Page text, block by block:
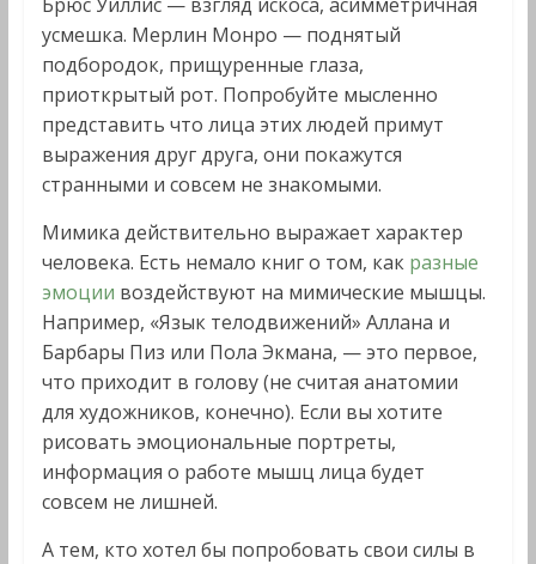
усмешка. Мерлин Монро — поднятый
подбородок, прищуренные глаза,
приоткрытый рот. Попробуйте мысленно
представить что лица этих людей примут
выражения друг друга, они покажутся
странными и совсем не знакомыми.
Мимика действительно выражает характер
человека. Есть немало книг о том, как разные
эмоции воздействуют на мимические мышцы.
Например, «Язык телодвижений» Аллана и
Барбары Пиз или Пола Экмана, — это первое,
что приходит в голову (не считая анатомии
для художников, конечно). Если вы хотите
рисовать эмоциональные портреты,
информация о работе мышц лица будет
совсем не лишней.
А тем, кто хотел бы попробовать свои силы в